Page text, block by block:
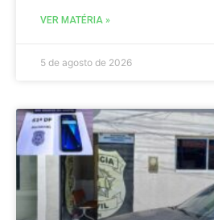
VER MATÉRIA »
5 de agosto de 2026